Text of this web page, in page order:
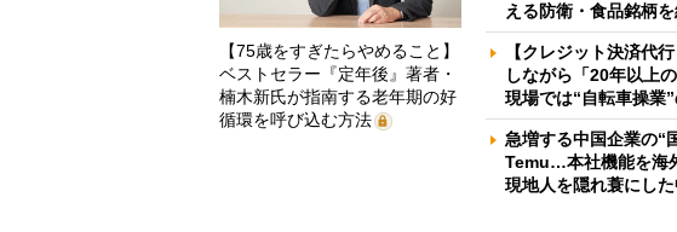
【75歳をすぎたらやめること】
ベストセラー『定年後』著者・
楠木新氏が指南する老年期の好
循環を呼び込む方法
える防衛・食品銘柄
【クレジット決済代
しながら「20年以上
現場では“自転車操業
急増する中国企業の“
Temu…本社機能を海
現地人を隠れ蓑にし